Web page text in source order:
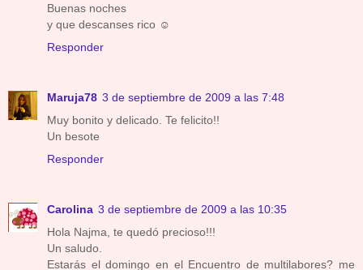
Buenas noches
y que descanses rico ☺
Responder
Maruja78 3 de septiembre de 2009 a las 7:48
Muy bonito y delicado. Te felicito!!
Un besote
Responder
Carolina 3 de septiembre de 2009 a las 10:35
Hola Najma, te quedó precioso!!!
Un saludo.
Estarás el domingo en el Encuentro de multilabores? me